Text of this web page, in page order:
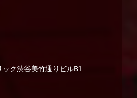
ク渋谷美竹通りビルB1